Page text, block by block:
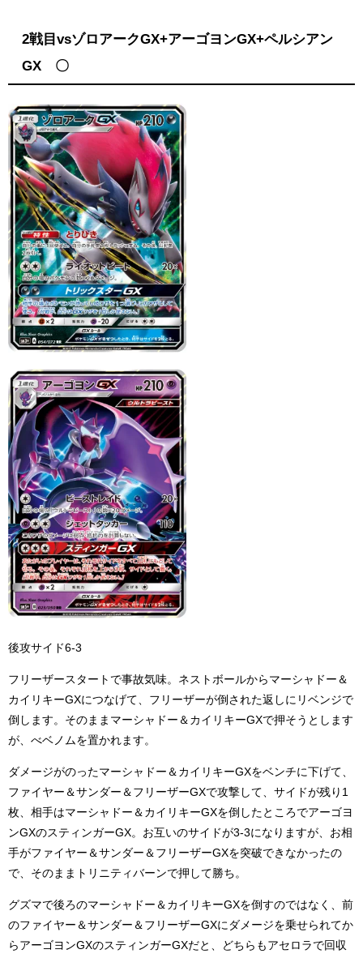
2戦目vsゾロアークGX+アーゴヨンGX+ペルシアン
GX 〇
後攻サイド6-3
フリーザースタートで事故気味。ネストボールからマーシャドー＆
カイリキーGXにつなげて、フリーザーが倒された返しにリベンジで
倒します。そのままマーシャドー＆カイリキーGXで押そうとします
が、べベノムを置かれます。
ダメージがのったマーシャドー＆カイリキーGXをベンチに下げて、
ファイヤー＆サンダー＆フリーザーGXで攻撃して、サイドが残り1
枚、相手はマーシャドー＆カイリキーGXを倒したところでアーゴヨ
ンGXのスティンガーGX。お互いのサイドが3-3になりますが、お相
手がファイヤー＆サンダー＆フリーザーGXを突破できなかったの
で、そのままトリニティバーンで押して勝ち。
グズマで後ろのマーシャドー＆カイリキーGXを倒すのではなく、前
のファイヤー＆サンダー＆フリーザーGXにダメージを乗せられてか
らアーゴヨンGXのスティンガーGXだと、どちらもアセロラで回収